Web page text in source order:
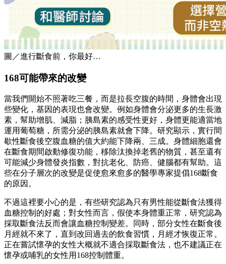
圖／進行斷食前，你最好…
168可能帶來的改變
當我們開始不照著吃三餐，而是拉長空腹的時間，身體會出現
些變化，基因的表現也會改變。例如身體會分泌更多的生長激
素，幫助增肌、減脂；胰島素的感受性更好，身體更能適當地
運用葡萄糖，所需分泌的胰島素就會下降。研究顯示，實行間
歇性斷食後空腹血糖的值大約能下降兩、三成。身體細胞還會
在斷食期間啟動修復功能，移除汰換掉老舊的物質，甚至還有
可能減少身體發炎指數，對抗老化、防癌、健腦都有幫助。這
些在分子層次的改變是促使愈來愈多的醫學專家提倡168斷食
的原因。
不過這裡要小心的是，有些研究認為只有男性能從斷食法獲得
血糖控制的好處；對女性而言，假使本身體重正常，研究認為
採取斷食法反而會讓血糖控制變差。同時，部分女性在斷食後
月經就不來了，直到改回過去的飲食習慣，月經才恢復正常。
正在嘗試懷孕的女性大概就不適合採取斷食法，也不建議正在
懷孕或哺乳的女性用168控制體重。